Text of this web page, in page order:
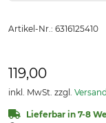
Artikel-Nr.: 6316125410
119,00
inkl. MwSt. zzgl.
Lieferbar in 7-8